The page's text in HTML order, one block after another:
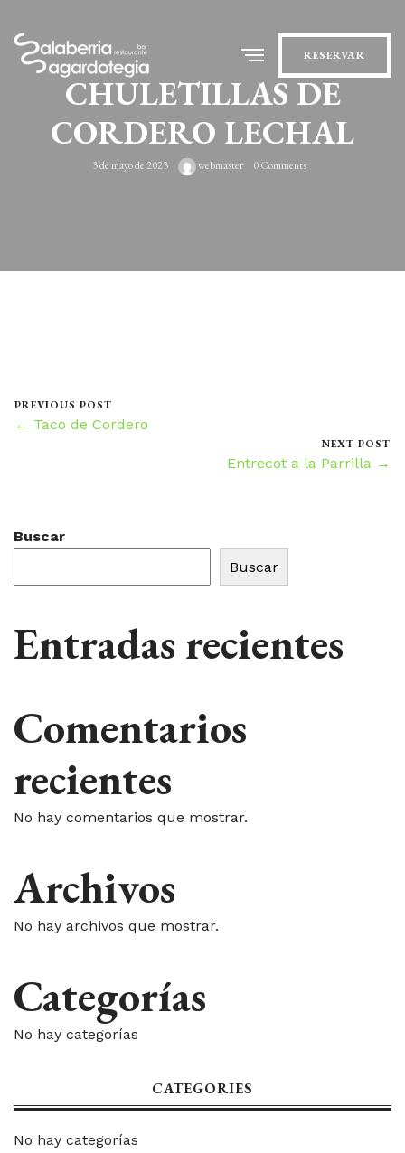
RESERVAR
CHULETILLAS DE
CORDERO LECHAL
3 de mayo de 2023 webmaster 0 Comments
PREVIOUS POST
← Taco de Cordero
NEXT POST
Entrecot a la Parrilla →
Buscar
Buscar
Entradas recientes
Comentarios
recientes
No hay comentarios que mostrar.
Archivos
No hay archivos que mostrar.
Categorías
No hay categorías
CATEGORIES
No hay categorías